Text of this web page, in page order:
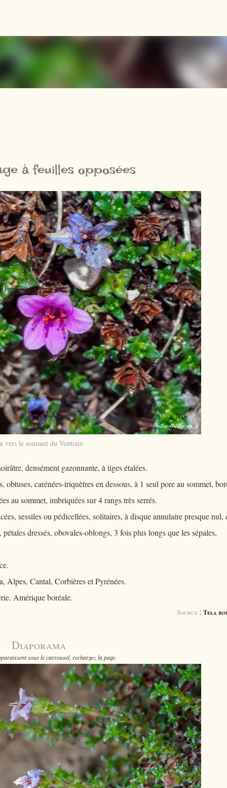
à feuilles opposées
vers le sommet du Ventoux
densément gazonnante, à tiges étalées.
carénées-triquètres en dessous, à 1 seul pore au sommet,
au sommet, imbriquées sur 4 rangs très serrés.
sessiles ou pédicellées, solitaires, à disque annulaire presque nul,
dressés, obovales-oblongs, 3 fois plus longs que les sépales,
Alpes, Cantal, Corbières et Pyrénées.
Amérique boréale.
Source : Tela
Diaporama
sous le carrousel, rechargez la page.